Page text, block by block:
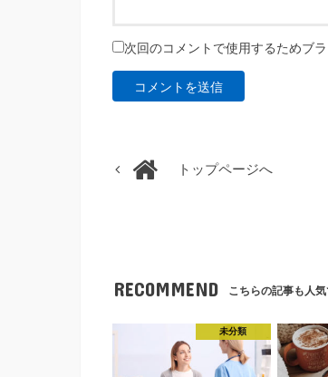
次回のコメントで使用するためブ
トップページへ
RECOMMEND こちらの記事も人気
未分類